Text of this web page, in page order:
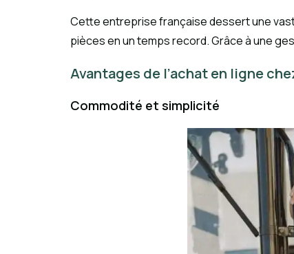
Cette entreprise française dessert une
pièces en un temps record. Grâce à une
Avantages de l’achat en ligne
Commodité et simplicité